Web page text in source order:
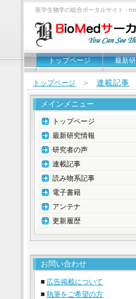
医学生物学の総合ポータルサイト -
トップページ 最新
トップページ ＞ 連載記事
メインメニュー
トップページ
最新研究情報
研究者の声
連載記事
読み物系記事
電子書籍
アンテナ
更新履歴
お問い合わせ
■ 広告掲載について
■ 執筆をご希望の方